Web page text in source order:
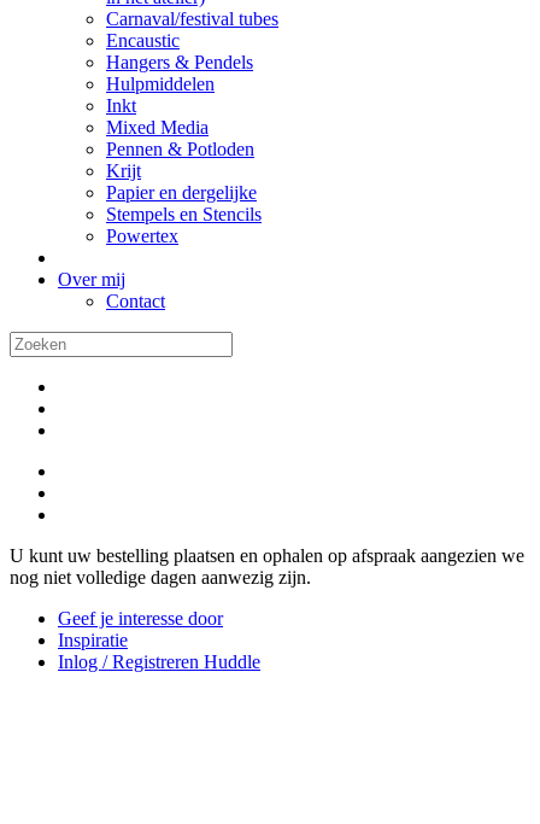
Carnaval/festival tubes
Encaustic
Hangers & Pendels
Hulpmiddelen
Inkt
Mixed Media
Pennen & Potloden
Krijt
Papier en dergelijke
Stempels en Stencils
Powertex
Over mij
Contact
U kunt uw bestelling plaatsen en ophalen op afspraak aangezien we
nog niet volledige dagen aanwezig zijn.
Geef je interesse door
Inspiratie
Inlog / Registreren Huddle